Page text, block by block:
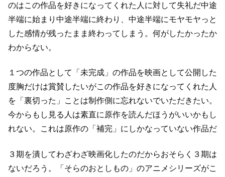
のはこの作品を好きになってくれた人に対して失礼だ中途
半端に始まり中途半端に終わり、中途半端にモヤモヤっと
した感情が残ったまま終わってしまう。何がしたかったか
わからない。
１つの作品として「未完成」の作品を映画として公開した
度胸だけは賞賛したいがこの作品を好きになってくれた人
を「裏切った」ことは制作側に忘れないでいただきたい。
今からもし見る人は素直に原作を読んだほうがいいかもし
れない。
これは原作の「補完」にしかなっていない作品だ
３期を潰してわざわざ映画化したのだからおそらく３期は
ないだろう。
「そらのおとしもの」のアニメシリーズがこ